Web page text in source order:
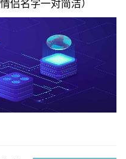
侣名字一对简洁）